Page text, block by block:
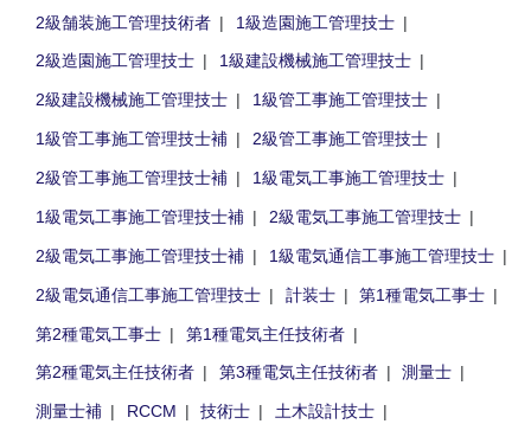
2級舗装施工管理技術者
1級造園施工管理技士
2級造園施工管理技士
1級建設機械施工管理技士
2級建設機械施工管理技士
1級管工事施工管理技士
1級管工事施工管理技士補
2級管工事施工管理技士
2級管工事施工管理技士補
1級電気工事施工管理技士
1級電気工事施工管理技士補
2級電気工事施工管理技士
2級電気工事施工管理技士補
1級電気通信工事施工管理技士
2級電気通信工事施工管理技士
計装士
第1種電気工事士
第2種電気工事士
第1種電気主任技術者
第2種電気主任技術者
第3種電気主任技術者
測量士
測量士補
RCCM 技術士
土木設計技士